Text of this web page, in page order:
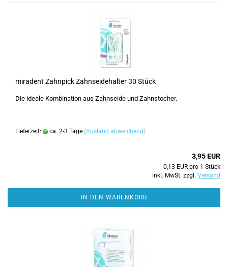
miradent Zahnpick Zahnseidehalter 30 Stück
Die ideale Kombination aus Zahnseide und Zahnstocher.
Lieferzeit: ca. 2-3 Tage (Ausland abweichend)
3,95 EUR
0,13 EUR pro 1 Stück
inkl. MwSt. zzgl. Versand
IN DEN WARENKORB